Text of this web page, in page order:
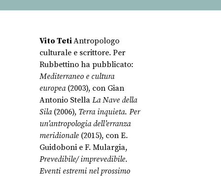
Vito TetiAntropologo
culturale e scrittore. Per
Rubbettino ha pubblicato:
Mediterraneo e cultura
europea(2003), con Gian
Antonio Stella La Nave della
Sila(2006), Terra inquieta. Per
un’antropologia dell’erranza
meridionale (2015), con E.
Guidoboni e F. Mulargia,
Prevedibile/ imprevedibile.
Eventi estremi nel prossimo